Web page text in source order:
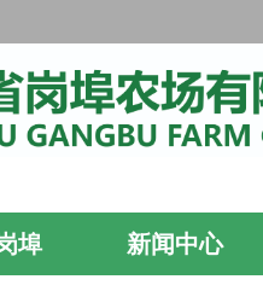
埠 新闻中心